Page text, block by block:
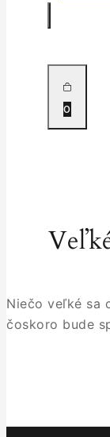
0
Niečo veľké sa
čoskoro bude